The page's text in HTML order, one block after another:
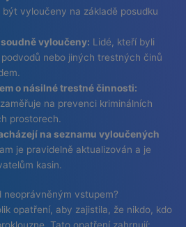
vyloučeny na základě posudku
vyloučeny: Lidé, kteří byli
nebo jiných trestných činů
o násilné trestné činnosti:
na prevenci kriminálních
prostorech.
na seznamu vyloučených
je pravidelně aktualizován a je
kasin.
neoprávněným vstupem?
opatření, aby zajistila, že nikdo, kdo